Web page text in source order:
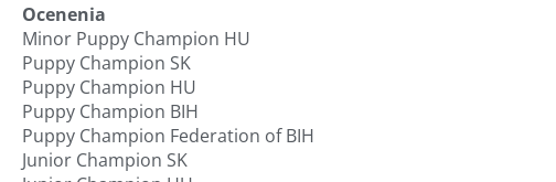
Ocenenia
Minor Puppy Champion HU
Puppy Champion SK
Puppy Champion HU
Puppy Champion BIH
Puppy Champion Federation of BIH
Junior Champion SK